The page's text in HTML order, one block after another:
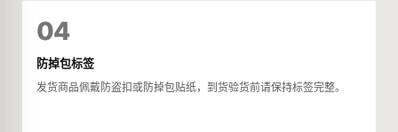
04
防掉包标签
发货商品佩戴防盗扣或防掉包贴纸，到货验货前请保持标签完整。